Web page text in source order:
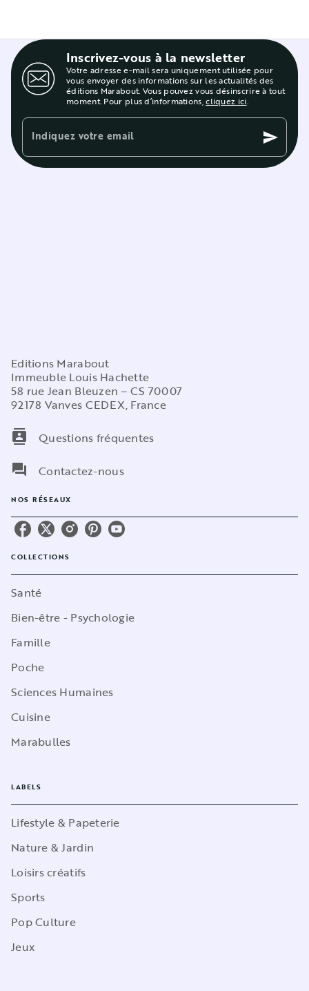
Inscrivez-vous à la newsletter
Votre adresse e-mail sera uniquement utilisée pour
vous envoyer des informations sur les actualités des
éditions Marabout. Vous pouvez vous désinscrire à tout
moment. Pour plus d’informations,cliquez ici.
Indiquez votre email send
Editions Marabout
Immeuble Louis Hachette
58 rue Jean Bleuzen – CS 70007
92178 Vanves CEDEX, France
contacts
Questions fréquentes
question_answer
Contactez-nous
NOS RÉSEAUX
COLLECTIONS
Santé
Bien-être - Psychologie
Famille
Poche
Sciences Humaines
Cuisine
Marabulles
LABELS
Lifestyle & Papeterie
Nature & Jardin
Loisirs créatifs
Sports
Pop Culture
Jeux